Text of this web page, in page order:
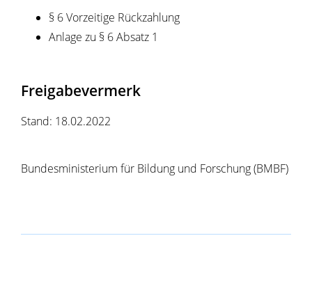
§ 6 Vorzeitige Rückzahlung
Anlage zu § 6 Absatz 1
Freigabevermerk
Stand: 18.02.2022
Bundesministerium für Bildung und Forschung (BMBF)